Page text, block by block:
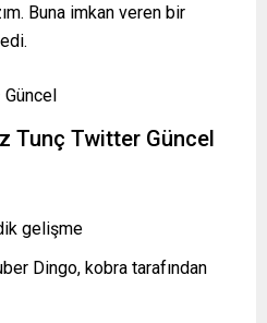
Buna imkan veren bir
Tunç Twitter Güncel
gelişme
Dingo, kobra tarafından